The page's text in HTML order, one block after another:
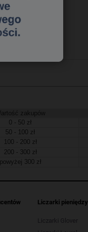
zakupów
0 - 50 zł
50 - 100 zł
100 - 200 zł
200 - 300 zł
powyżej 300 zł
Liczarki pieniędzy
Liczarki Glover